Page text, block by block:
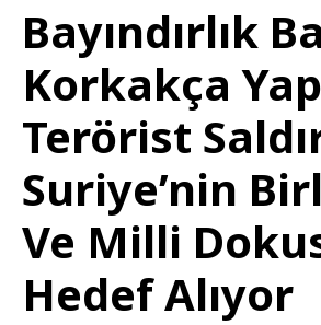
Bayındırlık
Korkakça
Terörist
Suriye’nin
Ve Milli
Hedef Alıyor